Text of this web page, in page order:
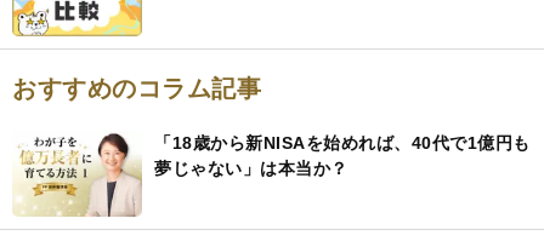
おすすめのコラム記事
「18歳から新NISAを始めれば、40代で1億円も
夢じゃない」は本当か？